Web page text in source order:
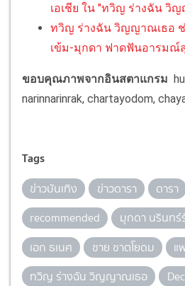
เอเชีย ใน "ทวิญ ร่างฉัน วิ
ทวิญ ร่างฉัน วิญญาณเธอ
เข้ม-มุกดา ฟาดฟันอารมณ์
ขอบคุณภาพจากอินสตาแกรม
narinnarinrak, chartayodom,
Tags
ข่าวบันเทิง ข่าวดารา ดารา
recommended
มุกดา นรินทร์
เอก ธเนศ
ชาย ชาตโยดม
แ
ทวิญ ร่างฉัน วิญญาณเธอ